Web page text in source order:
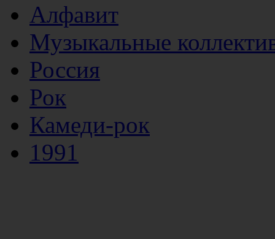
Алфавит
Музыкальные
Россия
Рок
Камеди-рок
1991